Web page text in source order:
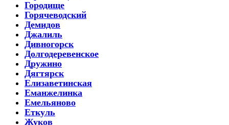
Городище
Горячеводский
Демидов
Джалиль
Дивногорск
Долгодеревенское
Дружино
Дягтярск
Елизаветинская
Еманжелинка
Емельяново
Еткуль
Жуков